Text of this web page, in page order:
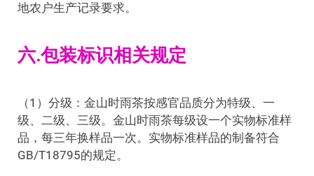
地农户生产记录要求。
六.包装标识相关规定
（1）分级：金山时雨茶按感官品质分为特级、一
级、二级、三级。金山时雨茶每级设一个实物标准样
品，每三年换样品一次。实物标准样品的制备符合
GB/T18795的规定。